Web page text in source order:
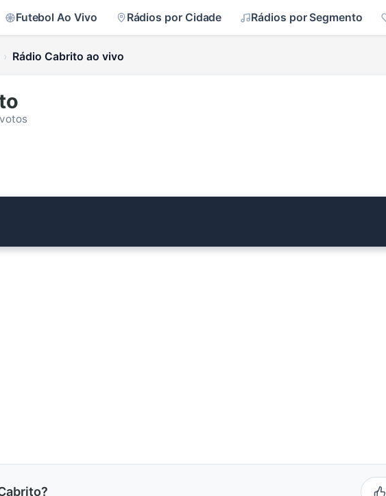
Futebol Ao Vivo Rádios por Cidade Rádios por Segmento
Rádio Cabrito ao vivo